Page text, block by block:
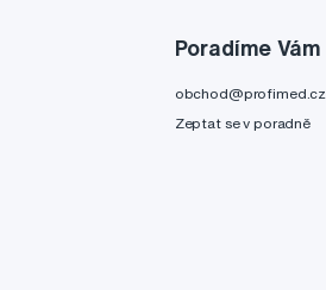
Poradíme Vám
obchod@profimed.cz
Zeptat se v poradně